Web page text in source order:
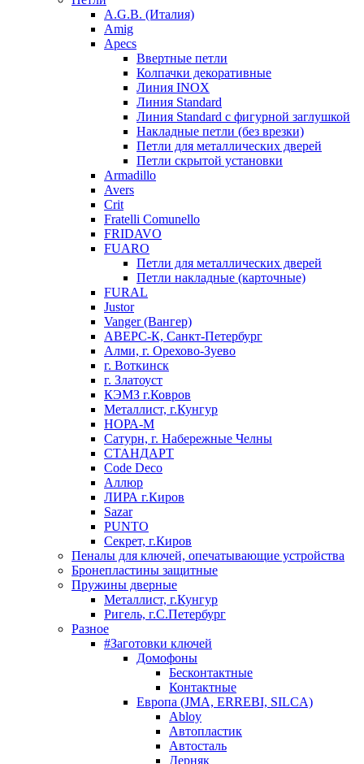
A.G.B. (Италия)
Amig
Apecs
Ввертные петли
Колпачки декоративные
Линия INOX
Линия Standard
Линия Standard с фигурной заглушкой
Накладные петли (без врезки)
Петли для металлических дверей
Петли скрытой установки
Armadillo
Avers
Crit
Fratelli Comunello
FRIDAVO
FUARO
Петли для металлических дверей
Петли накладные (карточные)
FURAL
Justor
Vanger (Вангер)
АВЕРС-К, Санкт-Петербург
Алми, г. Орехово-Зуево
г. Воткинск
г. Златоуст
КЭМЗ г.Ковров
Металлист, г.Кунгур
НОРА-М
Сатурн, г. Набережные Челны
СТАНДАРТ
Code Deco
Аллюр
ЛИРА г.Киров
Sazar
PUNTO
Секрет, г.Киров
Пеналы для ключей, опечатывающие устройства
Бронепластины защитные
Пружины дверные
Металлист, г.Кунгур
Ригель, г.С.Петербург
Разное
#Заготовки ключей
Домофоны
Бесконтактные
Контактные
Европа (JMA, ERREBI, SILCA)
Abloy
Автопластик
Автосталь
Дерняк